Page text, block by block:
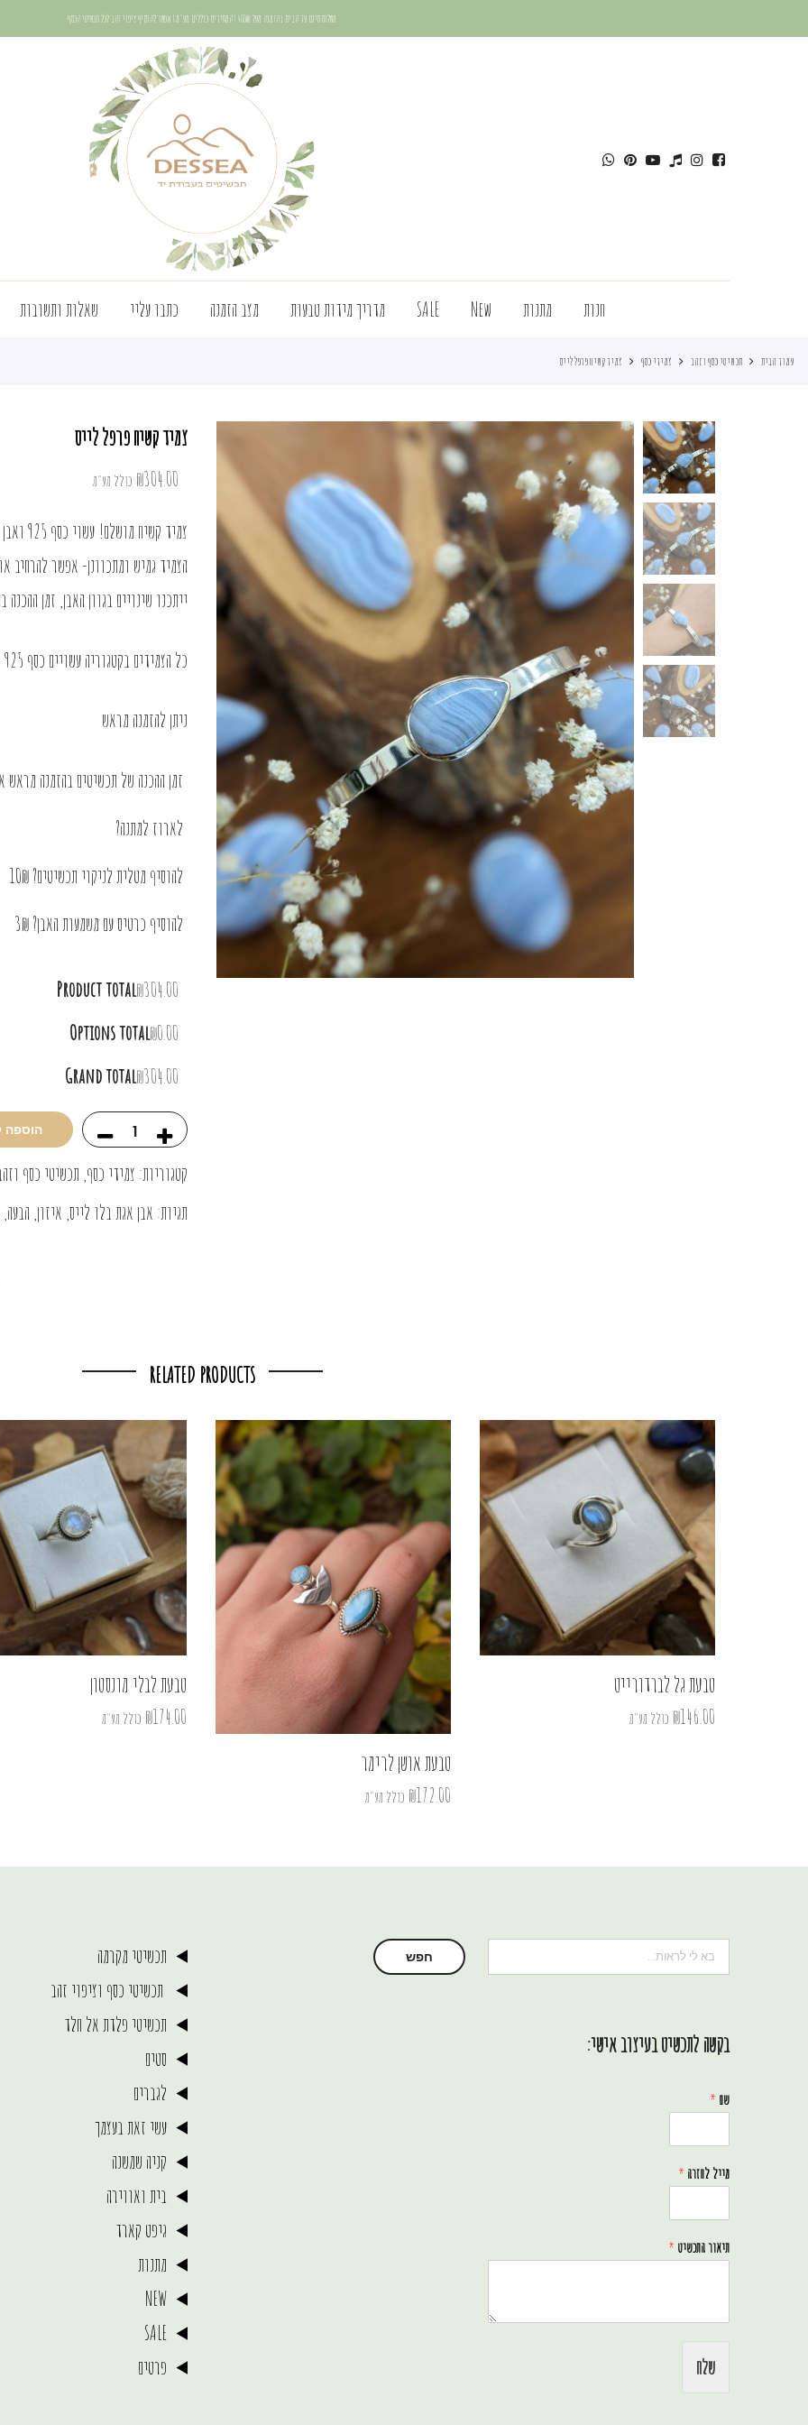
משלוח חינם עד הבית בהזמנה מעל 400₪ | המחירים כוללים מע"מ | אפשר להוסיף ציפוי זהב לכל תכשיטי הכסף
חנות מתנות New
SALE מדריך מידות טבעות מצב הזמנה כתבו עליי שאלות ותשובות
עמוד הבית תכשיטי כסף וזהב צמידי כסף צמיד קשיח פרפל לייס
צמיד קשיח פרפל לייס
₪304.00 כולל מע"מ
צמיד קשיח מושלם! עשוי כסף 925 ואבן אגת לייס טבעית בעיצוב בייסיק מהמם.
הצמיד גמיש ומתכוונן- אפשר להרחיב או
ייתכנו שינויים בגוון האבן, זמן ההכנה בהזמנה
כל הצמידים בקטגוריה עשויים כסף 925 ואבני חן טבעיות, בעבודת יד.
ניתן להזמנה מראש
זמן ההכנה של תכשיטים בהזמנה מראש או
לארוז למתנה?
להוסיף מטלית לניקוי תכשיטים? 10₪
להוסיף כרטיס עם משמעות האבן? 3₪
Product total₪304.00
Options total₪0.00
Grand total₪304.00
הוספה
קטגוריות: צמידי כסף תכשיטי כסף
תגיות: אבן אגת בלו לייס איזון הבעה
RELATED PRODUCTS
טבעת גל לברדורייט
₪146.00 כולל מע"מ
טבעת אושן לרימר
₪172.00 כולל מע"מ
טבעת לבלי מונסטון
₪174.00 כולל מע"מ
חיפוש חפש
בקשה לתכשיט בעיצוב אישי:
שם *
מייל לחזרה *
תיאור התכשיט *
שלח
תכשיטי מקרמה
תכשיטי כסף וציפוי זהב
תכשיטי פלדת אל חלד
סטים
לגברים
עשי זאת בעצמך
קניה שמשנה
בית ואווירה
גיפט קארד
מתנות
NEW
SALE
פרטים